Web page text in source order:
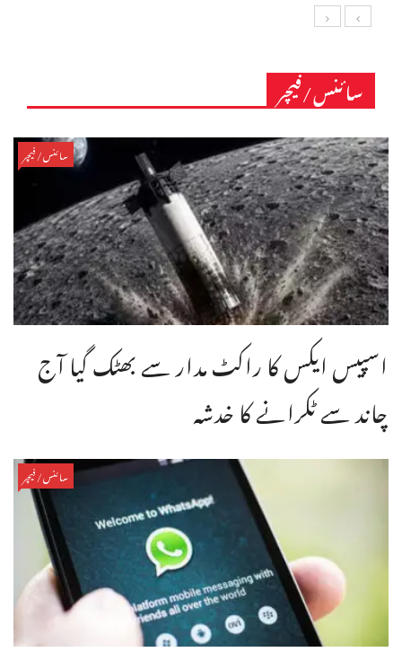
سائنس/فیچر
سائنس/فیچر
اسپیس ایکس کا راکٹ مدار سے بھٹک گیا آج
چاند سے ٹکرانے کا خدشہ
سائنس/فیچر